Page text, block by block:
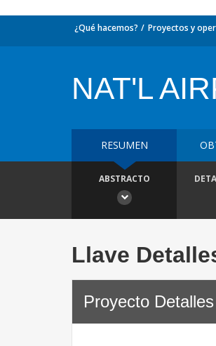
¿Qué hacemos? Proyectos y
NAT'L
RESUMEN
ABSTRACTO
Llave
Proyecto Detalles